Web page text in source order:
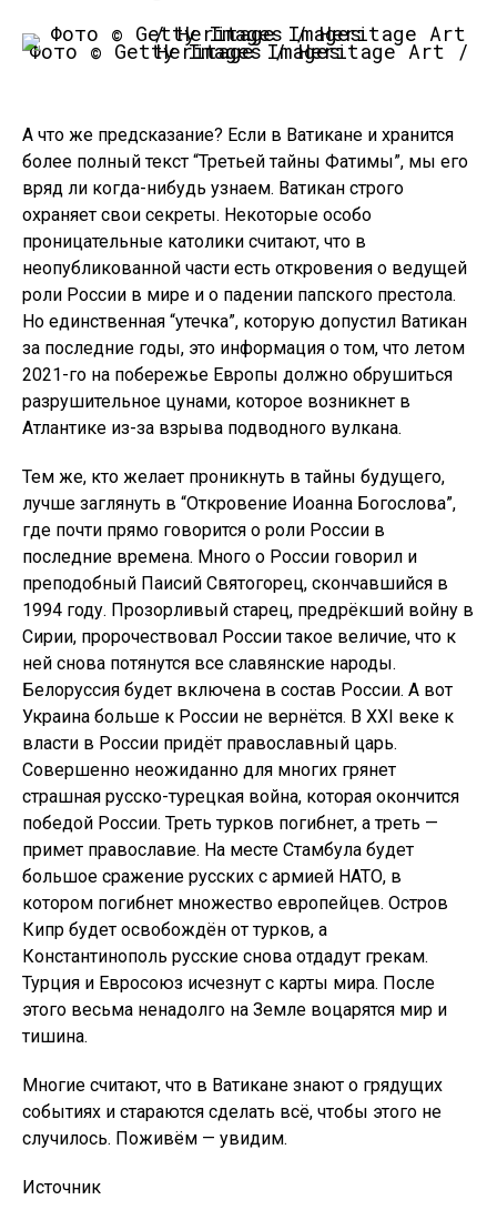
Фото © Getty Images / Heritage Art / Heritage Images
А что же предсказание? Если в Ватикане и хранится
более полный текст “Третьей тайны Фатимы”, мы его
вряд ли когда-нибудь узнаем. Ватикан строго
охраняет свои секреты. Некоторые особо
проницательные католики считают, что в
неопубликованной части есть откровения о ведущей
роли России в мире и о падении папского престола.
Но единственная “утечка”, которую допустил Ватикан
за последние годы, это информация о том, что летом
2021-го на побережье Европы должно обрушиться
разрушительное цунами, которое возникнет в
Атлантике из-за взрыва подводного вулкана.
Тем же, кто желает проникнуть в тайны будущего,
лучше заглянуть в “Откровение Иоанна Богослова”,
где почти прямо говорится о роли России в
последние времена. Много о России говорил и
преподобный Паисий Святогорец, скончавшийся в
1994 году. Прозорливый старец, предрёкший войну в
Сирии, пророчествовал России такое величие, что к
ней снова потянутся все славянские народы.
Белоруссия будет включена в состав России. А вот
Украина больше к России не вернётся. В XXI веке к
власти в России придёт православный царь.
Совершенно неожиданно для многих грянет
страшная русско-турецкая война, которая окончится
победой России. Треть турков погибнет, а треть —
примет православие. На месте Стамбула будет
большое сражение русских с армией НАТО, в
котором погибнет множество европейцев. Остров
Кипр будет освобождён от турков, а
Константинополь русские снова отдадут грекам.
Турция и Евросоюз исчезнут с карты мира. После
этого весьма ненадолго на Земле воцарятся мир и
тишина.
Многие считают, что в Ватикане знают о грядущих
событиях и стараются сделать всё, чтобы этого не
случилось. Поживём — увидим.
Источник